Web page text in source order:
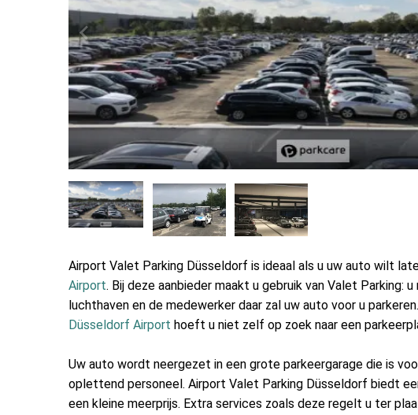
Airport Valet Parking Düsseldorf is ideaal als u uw auto wilt
Airport. Bij deze aanbieder maakt u gebruik van Valet Parking:
luchthaven en de medewerker daar zal uw auto voor u
Düsseldorf Airport hoeft u niet zelf op zoek naar een
Uw auto wordt neergezet in een grote parkeergarage die is
oplettend personeel. Airport Valet Parking Düsseldorf biedt
een kleine meerprijs. Extra services zoals deze regelt u ter